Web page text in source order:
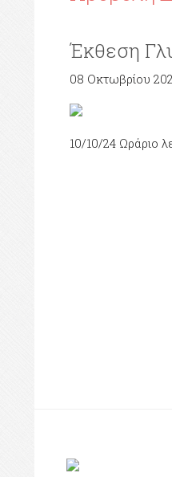
Έκθεση
08 Οκτωβρίου
10/10/24 Ωράριο